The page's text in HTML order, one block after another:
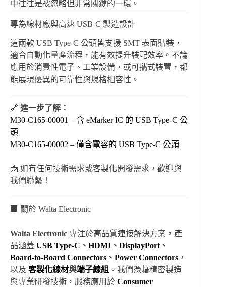
中往往是被忽略但非常關鍵的一環。
專為線材廠與高速 USB-C 製造設計
這兩款 USB Type-C 公頭皆支援 SMT 表面貼裝，
適合自動化量產流程，能有效提升裝配效率。不論
應用於消費性電子、工業設備，或可攜式裝置，都
能展現優異的可靠性與規格相容性。
🔗 進一步了解：
M30-C165-00001 – 含 eMarker IC 的 USB Type-C 公
頭
M30-C165-00002 – 僅含電容的 USB Type-C 公頭
📩 如有任何技術需求或客製化開發需求，歡迎與
我們聯繫！
🏢 關於 Walta Electronic
Walta Electronic 專注於高品質連接解決方案，產
品涵蓋 USB Type-C 、 HDMI 、 DisplayPort、
Board-to-Board Connectors 、 Power Connectors ，
以及 客製化線材與端子線組 。我們憑藉精密製造
與專業研發技術，服務應用於 Consumer